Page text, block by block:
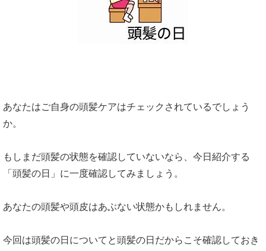
あなたはご自身の頭髪ケアはチェックされているでしょう
か。
もしまだ頭髪の状態を確認していないなら、今日紹介する
「頭髪の日」に一度確認してみましょう。
あなたの頭髪や頭皮はあぶない状態かもしれません。
今回は頭髪の日についてと頭髪の日だからこそ確認しておき